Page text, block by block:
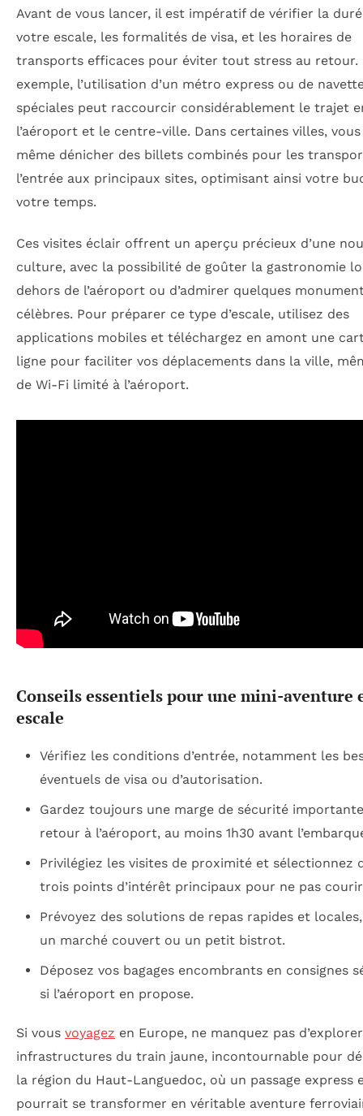
Avant de vous lancer, il est impératif de vérifier la
votre escale, les formalités de visa, et les horaires de
transports efficaces pour éviter tout stress au retour.
exemple, l’utilisation d’un métro express ou de
spéciales peut raccourcir considérablement le trajet
l’aéroport et le centre-ville. Dans certaines villes,
même dénicher des billets combinés pour les
l’entrée aux principaux sites, optimisant ainsi votre
votre temps.
Ces visites éclair offrent un aperçu précieux d’une
culture, avec la possibilité de goûter la gastronomie
dehors de l’aéroport ou d’admirer quelques
célèbres. Pour préparer ce type d’escale, utilisez des
applications mobiles et téléchargez en amont une
ligne pour faciliter vos déplacements dans la ville,
de Wi-Fi limité à l’aéroport.
Conseils essentiels pour une mini-aventure
escale
Vérifiez les conditions d’entrée, notamment les
éventuels de visa ou d’autorisation.
Gardez toujours une marge de sécurité
retour à l’aéroport, au moins 1h30 avant
Privilégiez les visites de proximité et sélectionnez
trois points d’intérêt principaux pour ne pas
Prévoyez des solutions de repas rapides et
un marché couvert ou un petit bistrot.
Déposez vos bagages encombrants en consignes
si l’aéroport en propose.
Si vous voyagez en Europe, ne manquez pas
infrastructures du train jaune, incontournable pour
la région du Haut-Languedoc, où un passage express
pourrait se transformer en véritable aventure